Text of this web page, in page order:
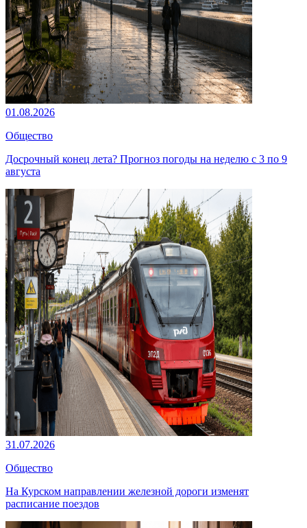
01.08.2026
Общество
Досрочный конец лета? Прогноз погоды на неделю с 3 по 9
августа
31.07.2026
Общество
На Курском направлении железной дороги изменят
расписание поездов